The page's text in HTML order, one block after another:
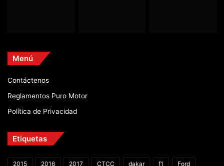
Menú
Contáctenos
Reglamentos Puro Motor
Política de Privacidad
Etiquetas
2015 2016 2017 CTCC dakar f1 Ford